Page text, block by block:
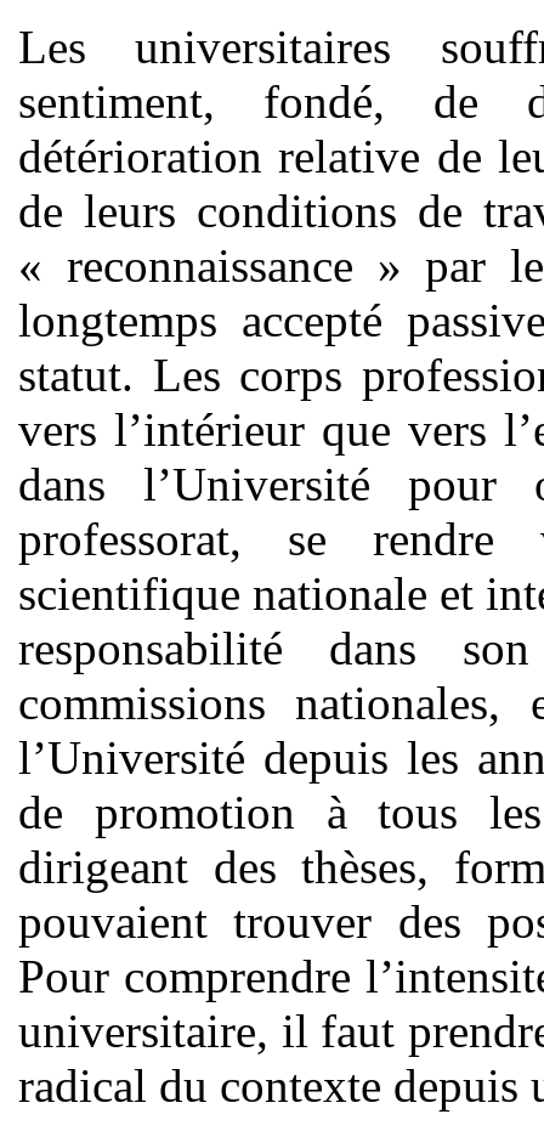
Les universitaires
sentiment, fondé, de
détérioration relative de
de leurs conditions de
« reconnaissance » par
longtemps accepté
statut. Les corps
vers l’intérieur que vers
dans l’Université pour
professorat, se rendre
scientifique nationale et
responsabilité dans
commissions
l’Université depuis les
de promotion à tous
dirigeant des thèses,
pouvaient trouver des
Pour comprendre
universitaire, il faut
radical du contexte depuis